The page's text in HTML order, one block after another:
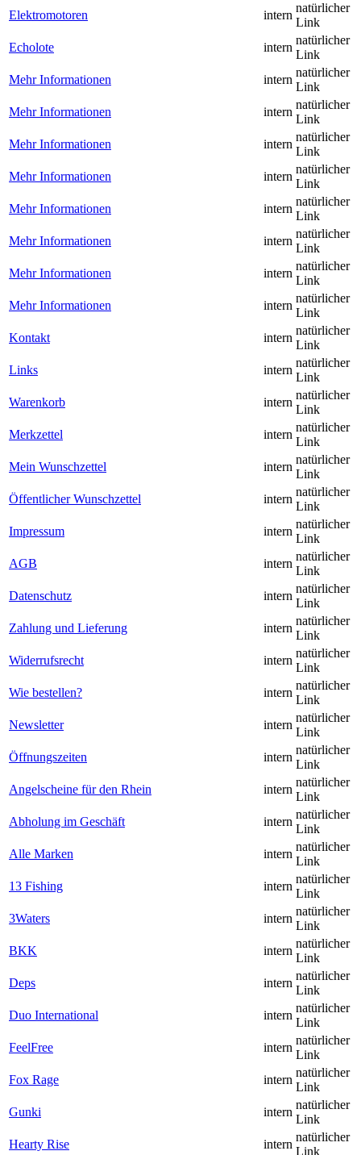
Elektromotoren intern
natürlicher
Link
Echolote
intern
natürlicher
Link
Mehr Informationen
intern
natürlicher
Link
Mehr Informationen
intern
natürlicher
Link
Mehr Informationen
intern
natürlicher
Link
Mehr Informationen
intern
natürlicher
Link
Mehr Informationen
intern
natürlicher
Link
Mehr Informationen
intern
natürlicher
Link
Mehr Informationen
intern
natürlicher
Link
Mehr Informationen
intern
natürlicher
Link
Kontakt
intern
natürlicher
Link
Links
intern
natürlicher
Link
Warenkorb
intern
natürlicher
Link
Merkzettel
intern
natürlicher
Link
Mein Wunschzettel
intern
natürlicher
Link
Öffentlicher Wunschzettel
intern
natürlicher
Link
Impressum
intern
natürlicher
Link
AGB
intern
natürlicher
Link
Datenschutz
intern
natürlicher
Link
Zahlung und Lieferung
intern
natürlicher
Link
Widerrufsrecht
intern
natürlicher
Link
Wie bestellen?
intern
natürlicher
Link
Newsletter
intern
natürlicher
Link
Öffnungszeiten
intern
natürlicher
Link
Angelscheine für den Rhein
intern
natürlicher
Link
Abholung im Geschäft
intern
natürlicher
Link
Alle Marken
intern
natürlicher
Link
13 Fishing
intern
natürlicher
Link
3Waters
intern
natürlicher
Link
BKK
intern
natürlicher
Link
Deps
intern
natürlicher
Link
Duo International
intern
natürlicher
Link
FeelFree
intern
natürlicher
Link
Fox Rage
intern
natürlicher
Link
Gunki
intern
natürlicher
Link
Hearty Rise
intern
natürlicher
Link